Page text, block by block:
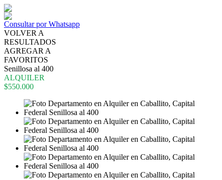
Consultar por Whatsapp
VOLVER A
RESULTADOS
AGREGAR A
FAVORITOS
Senillosa al 400
ALQUILER
$550.000